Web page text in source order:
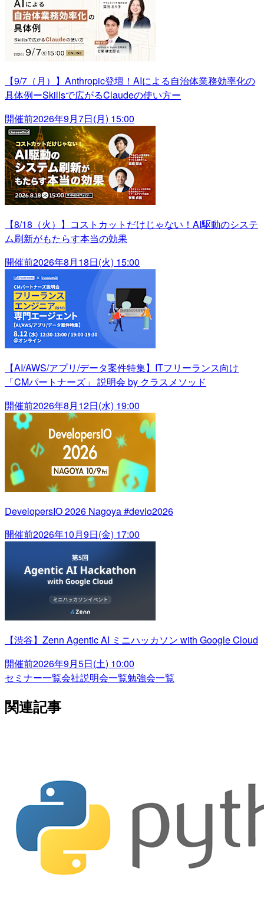
【9/7（月）】Anthropic登壇！AIによる自治体業務効率化の
具体例ーSkillsで広がるClaudeの使い方ー
開催前2026年9月7日(月) 15:00
【8/18（火）】コストカットだけじゃない！AI駆動のシステ
ム刷新がもたらす本当の効果
開催前2026年8月18日(火) 15:00
【AI/AWS/アプリ/データ案件特集】ITフリーランス向け
「CMパートナーズ」 説明会 by クラスメソッド
開催前2026年8月12日(水) 19:00
DevelopersIO 2026 Nagoya #devio2026
開催前2026年10月9日(金) 17:00
【渋谷】Zenn Agentic AI ミニハッカソン with Google Cloud
開催前2026年9月5日(土) 10:00
セミナー一覧会社説明会一覧勉強会一覧
関連記事